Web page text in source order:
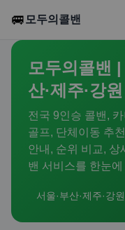
🚐 모두의콜밴
모두의콜밴
산·제주·강원
전국 9인승 콜밴,
골프, 단체이동 추천
안내, 순위 비교, 상
밴 서비스를 한눈
서울·부산·제주·강원